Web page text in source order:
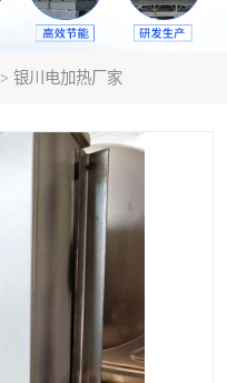
> 银川电加热厂家
水泵